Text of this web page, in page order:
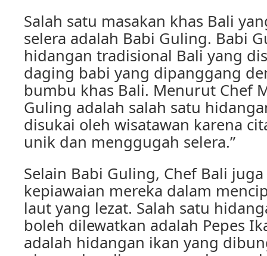
Salah satu masakan khas Bali
selera adalah Babi Guling. Babi
hidangan tradisional Bali yang
daging babi yang dipanggang
bumbu khas Bali. Menurut Chef
Guling adalah salah satu
disukai oleh wisatawan karena
unik dan menggugah selera.”
Selain Babi Guling, Chef Bali
kepiawaian mereka dalam
laut yang lezat. Salah satu
boleh dilewatkan adalah Pepes
adalah hidangan ikan yang